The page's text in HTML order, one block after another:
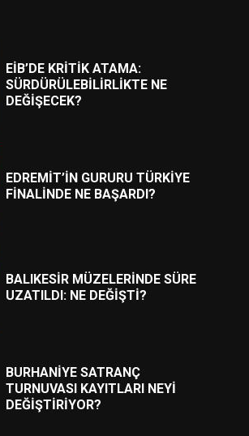
EİB’DE KRİTİK ATAMA:
SÜRDÜRÜLEBİLİRLİKTE NE
DEĞİŞECEK?
EDREMİT’İN GURURU TÜRKİYE
FİNALİNDE NE BAŞARDI?
BALIKESİR MÜZELERİNDE SÜRE
UZATILDI: NE DEĞİŞTİ?
BURHANİYE SATRANÇ
TURNUVASI KAYITLARI NEYİ
DEĞİŞTİRİYOR?